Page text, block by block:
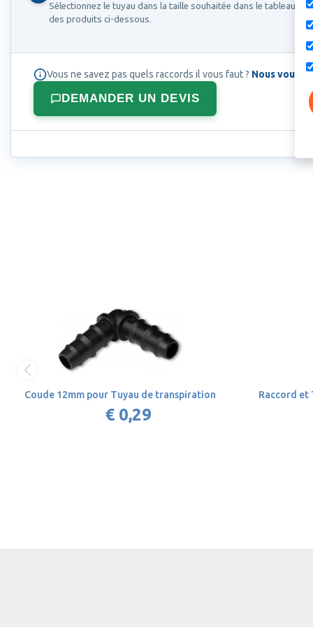
Sélectionnez le tuyau dans la taille souhaitée dans le tableau
des produits ci-dessous.
Vous ne savez pas quels raccords il vous faut ? Nous vous
DEMANDER UN DEVIS
Coude 12mm pour Tuyau de transpiration
€ 0,29
Raccord et